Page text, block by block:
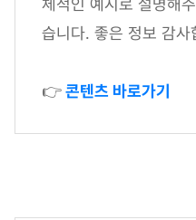
체적인 예시로 설명해
습니다. 좋은 정보 감
👉콘텐츠 바로가기